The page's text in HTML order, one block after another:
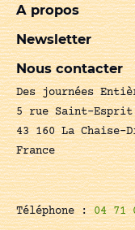
A propos
Newsletter
Nous contacter
Des journées
5 rue Saint-Esprit
43 160 La Chaise-
France
Téléphone :04 71